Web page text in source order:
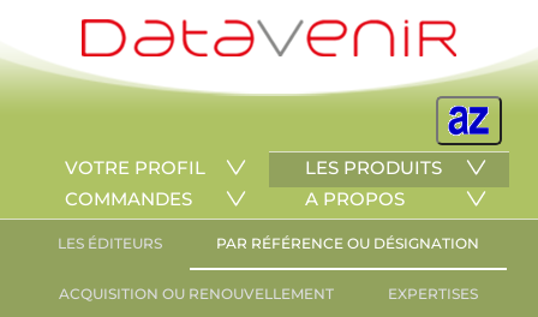
VOTRE PROFIL
LES PRODUITS
COMMANDES
A PROPOS
LES ÉDITEURS PAR RÉFÉRENCE OU DÉSIGNATION
ACQUISITION OU RENOUVELLEMENT EXPERTISES